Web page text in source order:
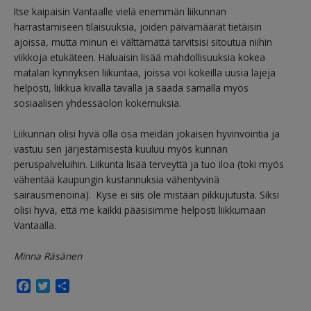
Itse kaipaisin Vantaalle vielä enemmän liikunnan
harrastamiseen tilaisuuksia, joiden päivämäärät tietäisin
ajoissa, mutta minun ei välttämättä tarvitsisi sitoutua niihin
viikkoja etukäteen. Haluaisin lisää mahdollisuuksia kokea
matalan kynnyksen liikuntaa, joissa voi kokeilla uusia lajeja
helposti, liikkua kivalla tavalla ja saada samalla myös
sosiaalisen yhdessäolon kokemuksia.
Liikunnan olisi hyvä olla osa meidän jokaisen hyvinvointia ja
vastuu sen järjestämisestä kuuluu myös kunnan
peruspalveluihin. Liikunta lisää terveyttä ja tuo iloa (toki myös
vähentää kaupungin kustannuksia vähentyvinä
sairausmenoina). Kyse ei siis ole mistään pikkujutusta. Siksi
olisi hyvä, että me kaikki pääsisimme helposti liikkumaan
Vantaalla.
Minna Räsänen